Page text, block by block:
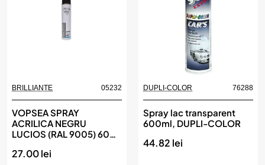
Nou
BRILLIANTE 05232
VOPSEA SPRAY
ACRILICA NEGRU
LUCIOS (RAL 9005) 600
27.00 lei
DUPLI-COLOR 76288
Spray lac transparent
600ml, DUPLI-COLOR
44.82 lei